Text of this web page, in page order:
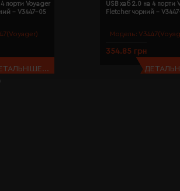
порти Voyager
- V3447-05
Модель:
USB хаб 2.0 на 4 порти
Fletcher чорний -
354.85 грн